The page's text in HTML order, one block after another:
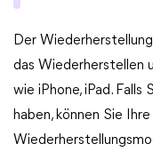
Der
das Wiederherstellen
wie iPhone, iPad.
haben, können Sie